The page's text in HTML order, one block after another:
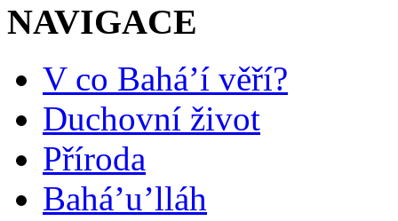
NAVIGACE
V co Bahá’í věří?
Duchovní život
Příroda
Bahá’u’lláh